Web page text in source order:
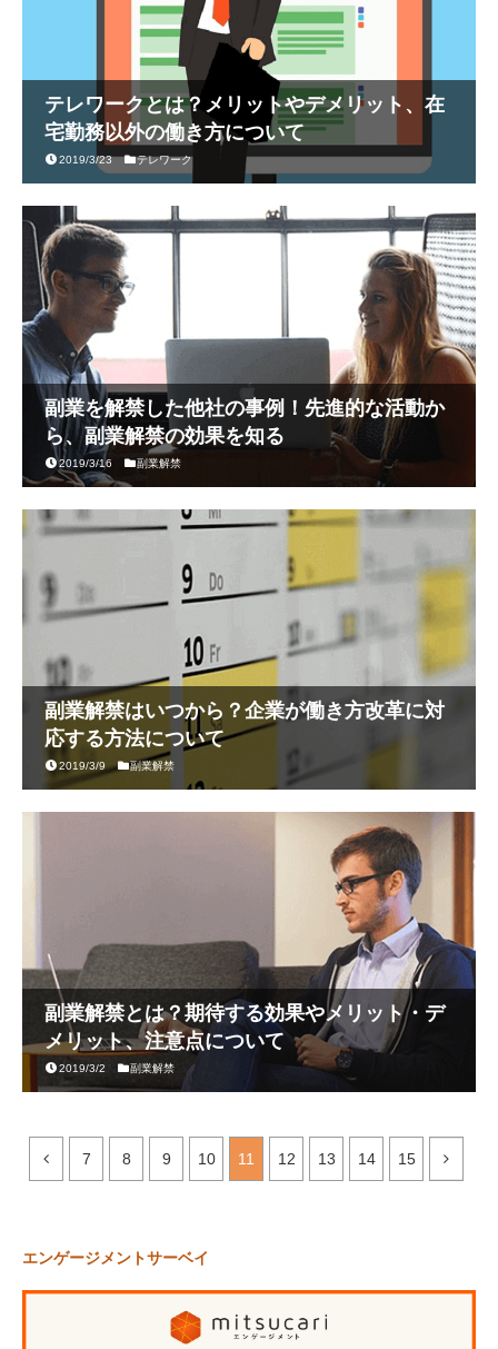
テレワークとは？メリットやデメリット、在
宅勤務以外の働き方について
2019/3/23 テレワーク
副業を解禁した他社の事例！先進的な活動か
ら、副業解禁の効果を知る
2019/3/16 副業解禁
副業解禁はいつから？企業が働き方改革に対
応する方法について
2019/3/9 副業解禁
副業解禁とは？期待する効果やメリット・デ
メリット、注意点について
2019/3/2 副業解禁
7 8 9 10 11 12 13 14 15
エンゲージメントサーベイ